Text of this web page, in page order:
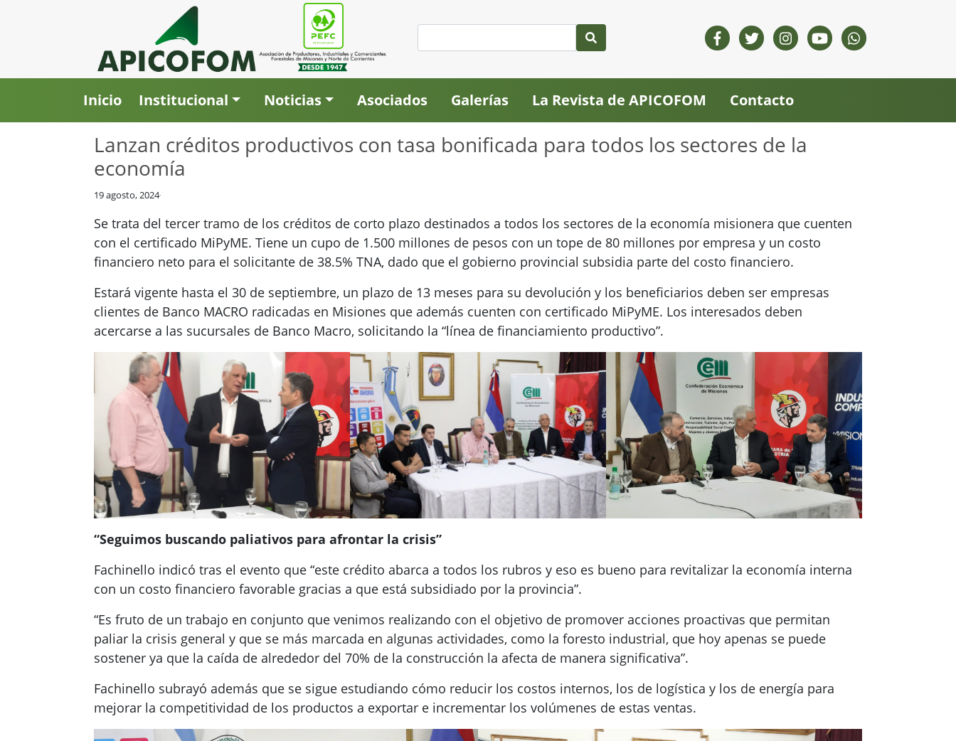
Inicio Institucional Noticias Asociados Galerías La Revista de APICOFOM Contacto
Lanzan créditos productivos con tasa bonificada para todos los sectores de la
economía
19 agosto, 2024
Se trata del tercer tramo de los créditos de corto plazo destinados a todos los sectores de la economía misionera que cuenten
con el certificado MiPyME. Tiene un cupo de 1.500 millones de pesos con un tope de 80 millones por empresa y un costo
financiero neto para el solicitante de 38.5% TNA, dado que el gobierno provincial subsidia parte del costo financiero.
Estará vigente hasta el 30 de septiembre, un plazo de 13 meses para su devolución y los beneficiarios deben ser empresas
clientes de Banco MACRO radicadas en Misiones que además cuenten con certificado MiPyME. Los interesados deben
acercarse a las sucursales de Banco Macro, solicitando la “línea de financiamiento productivo”.
“Seguimos buscando paliativos para afrontar la crisis”
Fachinello indicó tras el evento que “este crédito abarca a todos los rubros y eso es bueno para revitalizar la economía interna
con un costo financiero favorable gracias a que está subsidiado por la provincia”.
“Es fruto de un trabajo en conjunto que venimos realizando con el objetivo de promover acciones proactivas que permitan
paliar la crisis general y que se más marcada en algunas actividades, como la foresto industrial, que hoy apenas se puede
sostener ya que la caída de alrededor del 70% de la construcción la afecta de manera significativa”.
Fachinello subrayó además que se sigue estudiando cómo reducir los costos internos, los de logística y los de energía para
mejorar la competitividad de los productos a exportar e incrementar los volúmenes de estas ventas.